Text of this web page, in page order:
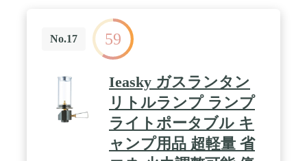
No.17 59
Ieasky ガスランタン
リトルランプ ランプ
ライトポータブル キ
ャンプ用品 超軽量 省